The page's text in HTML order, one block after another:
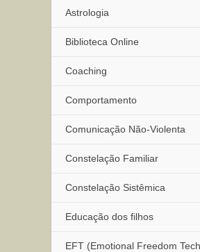
Astrologia
Biblioteca Online
Coaching
Comportamento
Comunicação Não-Violenta
Constelação Familiar
Constelação Sistêmica
Educação dos filhos
EFT (Emotional Freedom